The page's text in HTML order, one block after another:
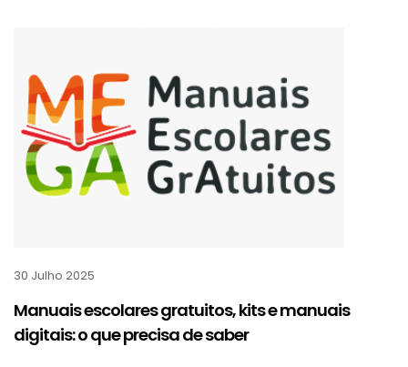
30 Julho 2025
Manuais escolares gratuitos, kits e manuais
digitais: o que precisa de saber